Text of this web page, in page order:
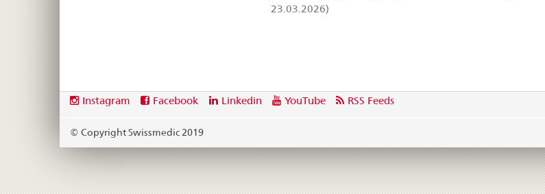
23.03.2026)
Footer
Social
links
Instagram Facebook Linkedin YouTube RSS Feeds
© Copyright Swissmedic 2019